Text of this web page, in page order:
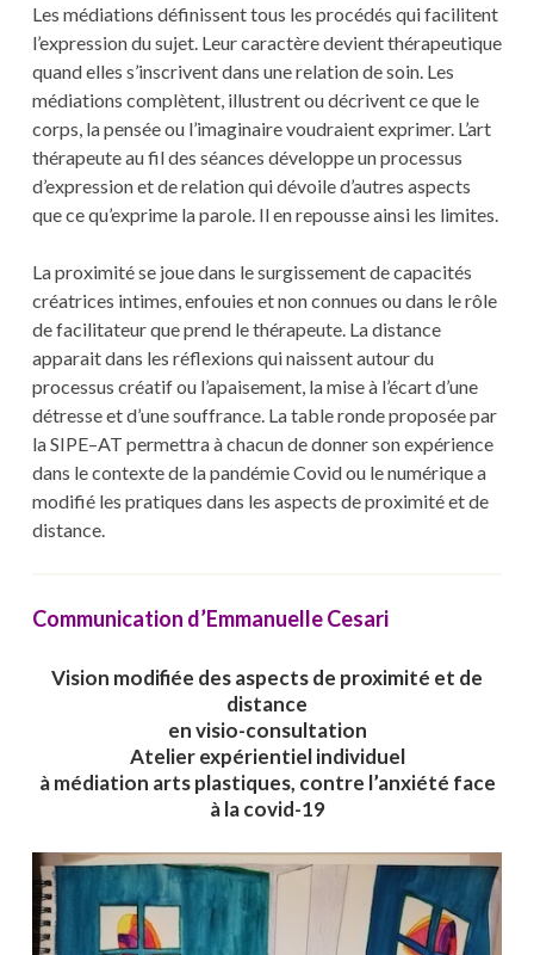
Les médiations définissent tous les procédés qui facilitent
l’expression du sujet. Leur caractère devient thérapeutique
quand elles s’inscrivent dans une relation de soin. Les
médiations complètent, illustrent ou décrivent ce que le
corps, la pensée ou l’imaginaire voudraient exprimer. L’art
thérapeute au fil des séances développe un processus
d’expression et de relation qui dévoile d’autres aspects
que ce qu’exprime la parole. Il en repousse ainsi les limites.
La proximité se joue dans le surgissement de capacités
créatrices intimes, enfouies et non connues ou dans le rôle
de facilitateur que prend le thérapeute. La distance
apparait dans les réflexions qui naissent autour du
processus créatif ou l’apaisement, la mise à l’écart d’une
détresse et d’une souffrance. La table ronde proposée par
la SIPE–AT permettra à chacun de donner son expérience
dans le contexte de la pandémie Covid ou le numérique a
modifié les pratiques dans les aspects de proximité et de
distance.
Communication d’Emmanuelle Cesari
Vision modifiée des aspects de proximité et de
distance
en visio-consultation
Atelier expérientiel individuel
à médiation arts plastiques, contre l’anxiété face
à la covid-19